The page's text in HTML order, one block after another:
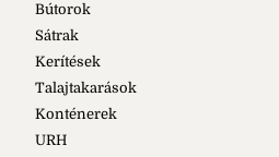
Bútorok
Sátrak
Kerítések
Talajtakarások
Konténerek
URH